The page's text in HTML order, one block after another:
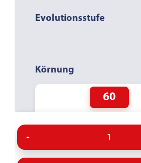
Evolutionsstufe
Körnung
60